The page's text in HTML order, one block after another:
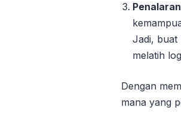
Jadi, buat
melatih
Dengan
mana yang